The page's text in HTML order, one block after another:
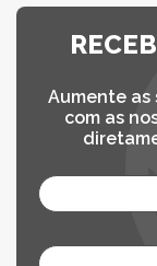
Aumente as
com as